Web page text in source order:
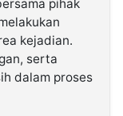
pihak
kejadian.
serta
dalam proses